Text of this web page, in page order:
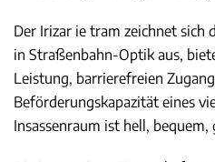
Der Irizar ie tram zeichnet sich
in Straßenbahn-Optik aus,
Leistung, barrierefreien
Beförderungskapazität eines
Insassenraum ist hell,